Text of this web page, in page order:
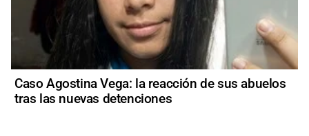
Caso Agostina Vega: la reacción de sus abuelos
tras las nuevas detenciones